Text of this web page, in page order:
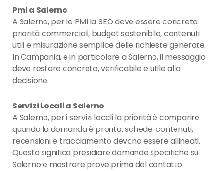
Pmi a Salerno
A Salerno, per le PMI la SEO deve essere concreta:
priorità commerciali, budget sostenibile, contenuti
utili e misurazione semplice delle richieste generate.
In Campania, e in particolare a Salerno, il messaggio
deve restare concreto, verificabile e utile alla
decisione.
Servizi Locali a Salerno
A Salerno, per i servizi locali la priorità è comparire
quando la domanda è pronta: schede, contenuti,
recensioni e tracciamento devono essere allineati.
Questo significa presidiare domande specifiche su
Salerno e mostrare prove prima del contatto.